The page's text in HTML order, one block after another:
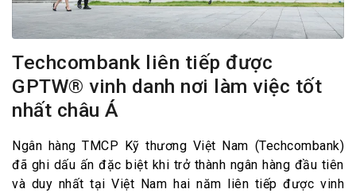
Techcombank liên tiếp được
GPTW® vinh danh nơi làm việc tốt
nhất châu Á
Ngân hàng TMCP Kỹ thương Việt Nam (Techcombank)
đã ghi dấu ấn đặc biệt khi trở thành ngân hàng đầu tiên
và duy nhất tại Việt Nam hai năm liên tiếp được vinh